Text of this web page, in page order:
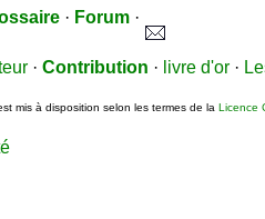
· Forum ·
· Contribution · livre d'or ·
mis à disposition selon les termes de la Licence